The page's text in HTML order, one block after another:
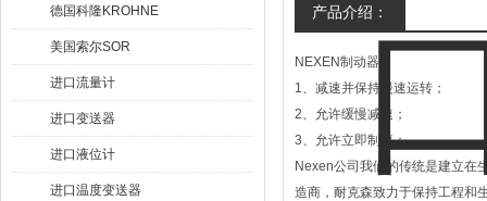
德国科隆KROHNE
美国索尔SOR
进口流量计
进口变送器
进口液位计
进口温度变送器
产品介绍：
NEXEN制动器：
1、减速并保持慢速运转；
2、允许缓慢减速；
3、允许立即制停；
Nexen公司我们的传统是建立在
造商，耐克森致力于保持工程和